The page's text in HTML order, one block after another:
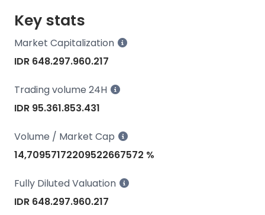
Key stats
Market Capitalization
IDR 648.297.960.217
Trading volume 24H
IDR 95.361.853.431
Volume / Market Cap
14,70957172209522667572 %
Fully Diluted Valuation
IDR 648.297.960.217